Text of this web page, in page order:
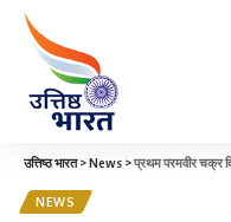
उत्तिष्ठ भारत>News >प्रथम परमवीर चक्र
NEWS